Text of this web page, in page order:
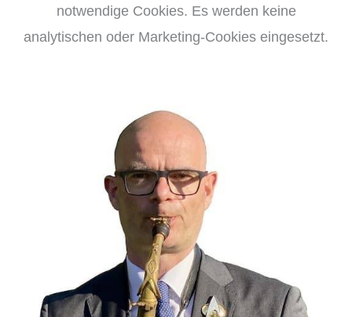
notwendige Cookies. Es werden keine
analytischen oder Marketing-Cookies eingesetzt.